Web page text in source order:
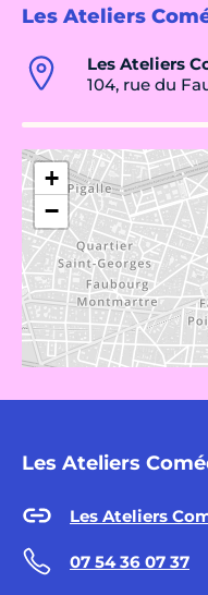
Les Ateliers
Les Ateliers
104, rue du
+
−
Les Ateliers
Les Ateliers
07 54 36 07 37